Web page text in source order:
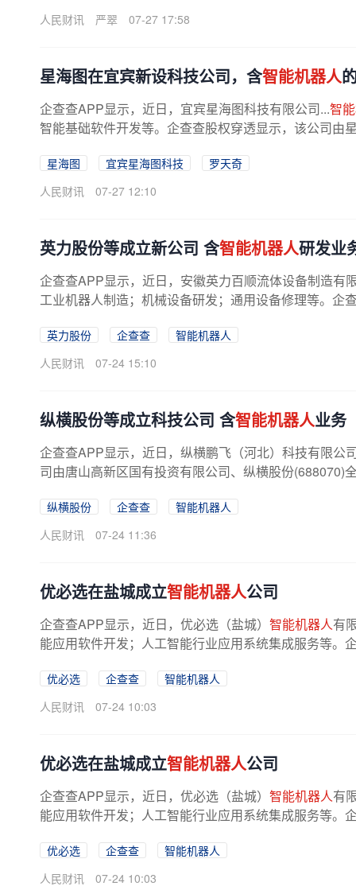
人民财讯
严翠 07-27 17:58
星海图在宜宾新设科技公司，含智能机器人
企查查APP显示，近日，宜宾星海图科技有限公司...智
智能基础软件开发等。企查查股权穿透显示，该公司由
星海图 宜宾星海图科技
罗天奇
人民财讯
07-27 12:10
英力股份等成立新公司 含智能机器人研发业
企查查APP显示，近日，安徽英力百顺流体设备制造有
工业机器人制造；机械设备研发；通用设备修理等。企
英力股份 企查查
智能机器人
人民财讯
07-24 15:10
纵横股份等成立科技公司 含智能机器人业务
企查查APP显示，近日，纵横鹏飞（河北）科技有限公
司由唐山高新区国有投资有限公司、纵横股份(688070)
纵横股份 企查查
智能机器人
人民财讯
07-24 11:36
优必选在盐城成立智能机器人公司
企查查APP显示，近日，优必选（盐城） 智能机器人有
能应用软件开发；人工智能行业应用系统集成服务等。
优必选 企查查
智能机器人
人民财讯
07-24 10:03
优必选在盐城成立智能机器人公司
企查查APP显示，近日，优必选（盐城） 智能机器人有
能应用软件开发；人工智能行业应用系统集成服务等。
优必选 企查查
智能机器人
人民财讯
07-24 10:03